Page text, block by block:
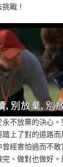
戰！
不放棄的決心
上了對的道路
經害怕過而不
、做對也做好